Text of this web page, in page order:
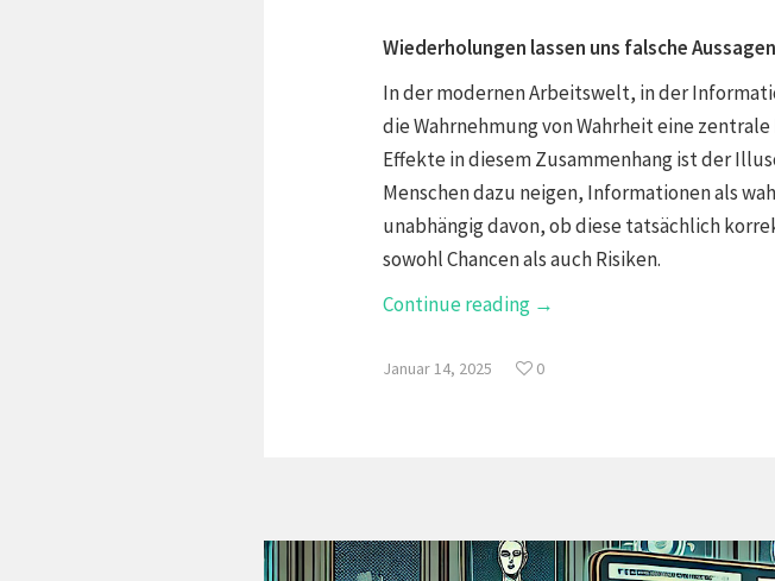
Wiederholungen lassen uns falsche
In der modernen Arbeitswelt, in der
die Wahrnehmung von Wahrheit eine
Effekte in diesem Zusammenhang ist der
Menschen dazu neigen, Informationen als
unabhängig davon, ob diese tatsächlich
sowohl Chancen als auch Risiken.
Continue reading →
Januar 14, 2025 0